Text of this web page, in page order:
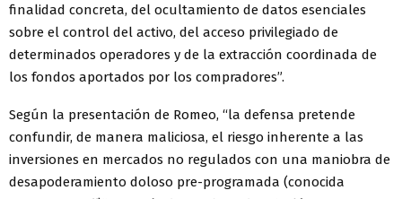
finalidad concreta, del ocultamiento de datos esenciales
sobre el control del activo, del acceso privilegiado de
determinados operadores y de la extracción coordinada de
los fondos aportados por los compradores”.
Según la presentación de Romeo, “la defensa pretende
confundir, de manera maliciosa, el riesgo inherente a las
inversiones en mercados no regulados con una maniobra de
desapoderamiento doloso pre-programada (conocida